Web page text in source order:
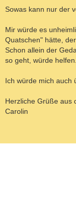
Sowas kann nur der
Mir würde es
Quatschen" hätte,
Schon allein der
so geht, würde helfen.
Ich würde mich auch
Herzliche Grüße aus
Carolin